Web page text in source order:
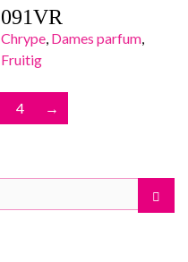
091VR
Chrype, Dames parfum,
Fruitig
4 →